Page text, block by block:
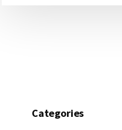
Categories